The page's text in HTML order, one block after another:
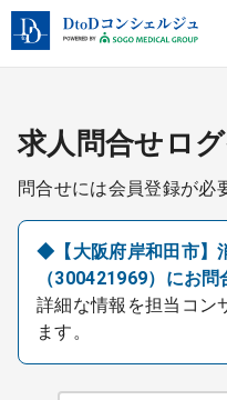
クリニック開業
DtoDとは
お問合せ
医院の譲渡・売却をお考えの方
採用をお考えの医療機関の方
求人問合せロ
問合せには会員登録が必
◆【大阪府岸和田市】
（300421969）にお問
詳細な情報を担当コン
ます。